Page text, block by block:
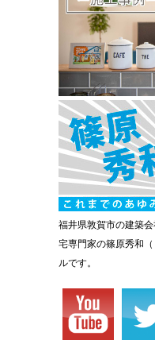
福井県敦賀市の建築
宅専門家の篠原秀和
ルです。